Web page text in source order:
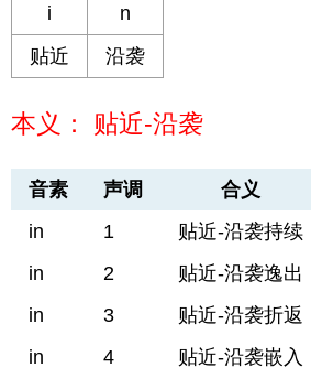
i
n
贴近
沿袭
本义： 贴近-沿袭
音素 声调
合义
in
1
贴近-沿袭持续
in
2
贴近-沿袭逸出
in
3
贴近-沿袭折返
in
4 贴近-沿袭嵌入